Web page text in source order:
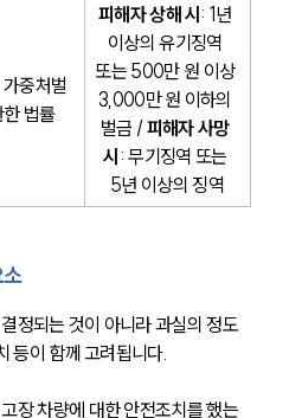
중처벌
법률
피해자 상해 시: 1년
이상의 유기징역
또는 500만 원 이상
3,000만 원 이하의
벌금 / 피해자 사망
시 : 무기징역 또는
5년 이상의 징역
정되는 것이 아니라 과실의 정도
등이 함께 고려됩니다.
장 차량에 대한 안전조치를 했는